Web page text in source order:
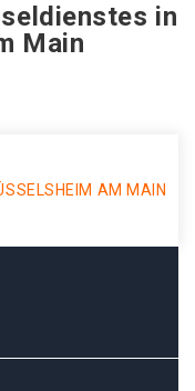
in
Main
AM MAIN